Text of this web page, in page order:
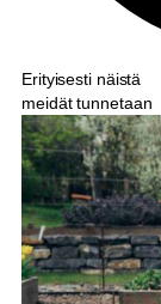
Erityisesti näistä
meidät tunnetaan